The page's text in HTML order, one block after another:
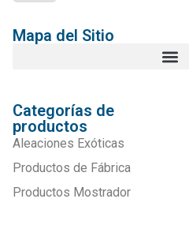
Mapa del Sitio
Categorías de
productos
Aleaciones Exóticas
Productos de Fábrica
Productos Mostrador